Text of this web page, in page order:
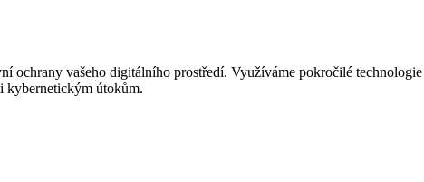
ochrany vašeho digitálního prostředí. Využíváme pokročilé
kybernetickým útokům.